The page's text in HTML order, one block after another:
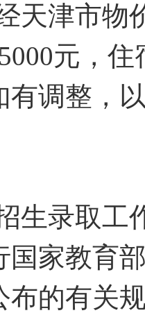
天津市物
元 ，
有调整，
生录取工
国家教育
布的有关